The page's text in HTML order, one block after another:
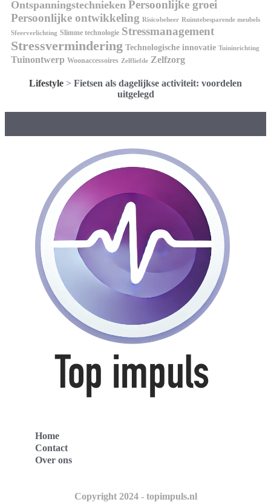
Ontspanningstechnieken Persoonlijke groei
Persoonlijke ontwikkeling Risicobeheer Ruimtebesparende meubels
Sfeerverlichting Slimme technologie Stressmanagement
Stressvermindering Technologische innovatie Tuininrichting
Tuinontwerp Woonaccessoires Zelfliefde Zelfzorg
Lifestyle > Fietsen als dagelijkse activiteit: voordelen
uitgelegd
Home
Contact
Over ons
Copyright 2024 - topimpuls.nl